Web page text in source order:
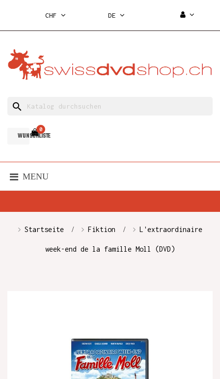
CHF DE
search
WUNSCHLISTE
0
MENU
Startseite Fiktion L'extraordinaire
week-end de la famille Moll (DVD)